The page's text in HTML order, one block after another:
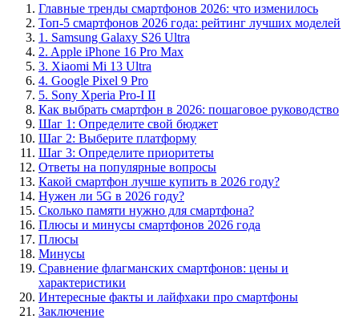
Главные тренды смартфонов 2026: что изменилось
Топ-5 смартфонов 2026 года: рейтинг лучших моделей
1. Samsung Galaxy S26 Ultra
2. Apple iPhone 16 Pro Max
3. Xiaomi Mi 13 Ultra
4. Google Pixel 9 Pro
5. Sony Xperia Pro-I II
Как выбрать смартфон в 2026: пошаговое руководство
Шаг 1: Определите свой бюджет
Шаг 2: Выберите платформу
Шаг 3: Определите приоритеты
Ответы на популярные вопросы
Какой смартфон лучше купить в 2026 году?
Нужен ли 5G в 2026 году?
Сколько памяти нужно для смартфона?
Плюсы и минусы смартфонов 2026 года
Плюсы
Минусы
Сравнение флагманских смартфонов: цены и
характеристики
Интересные факты и лайфхаки про смартфоны
Заключение